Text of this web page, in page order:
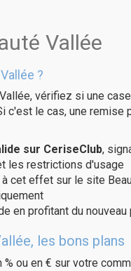
Vallée
?
vérifiez si une
c'est le cas, une remise
sur CeriseClub,
les restrictions d'usage
cet effet sur le site
en profitant du nouveau
les bons plans
ou en € sur votre